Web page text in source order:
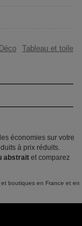
Tableau et toile
économies sur votre
à prix réduits.
abstrait et comparez
boutiques en France et en